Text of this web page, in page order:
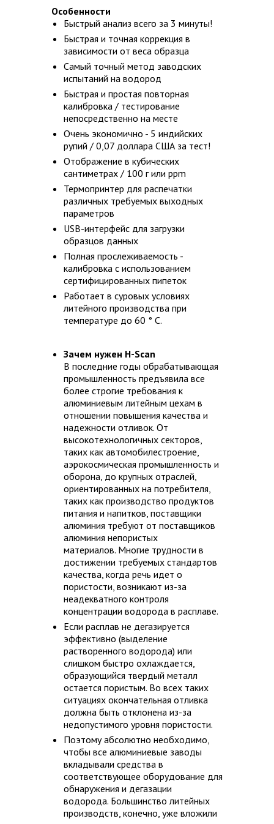
Особенности
Быстрый анализ всего за 3 минуты!
Быстрая и точная коррекция в
зависимости от веса образца
Самый точный метод заводских
испытаний на водород
Быстрая и простая повторная
калибровка / тестирование
непосредственно на месте
Очень экономично - 5 индийских
рупий / 0,07 доллара США за тест!
Отображение в кубических
сантиметрах / 100 г или ppm
Термопринтер для распечатки
различных требуемых выходных
параметров
USB-интерфейс для загрузки
образцов данных
Полная прослеживаемость -
калибровка с использованием
сертифицированных пипеток
Работает в суровых условиях
литейного производства при
температуре до 60 ° C.
Зачем нужен H-Scan
В последние годы обрабатывающая
промышленность предъявила все
более строгие требования к
алюминиевым литейным цехам в
отношении повышения качества и
надежности отливок. От
высокотехнологичных секторов,
таких как автомобилестроение,
аэрокосмическая промышленность и
оборона, до крупных отраслей,
ориентированных на потребителя,
таких как производство продуктов
питания и напитков, поставщики
алюминия требуют от поставщиков
алюминия непористых
материалов. Многие трудности в
достижении требуемых стандартов
качества, когда речь идет о
пористости, возникают из-за
неадекватного контроля
концентрации водорода в расплаве.
Если расплав не дегазируется
эффективно (выделение
растворенного водорода) или
слишком быстро охлаждается,
образующийся твердый металл
остается пористым. Во всех таких
ситуациях окончательная отливка
должна быть отклонена из-за
недопустимого уровня пористости.
Поэтому абсолютно необходимо,
чтобы все алюминиевые заводы
вкладывали средства в
соответствующее оборудование для
обнаружения и дегазации
водорода. Большинство литейных
производств, конечно, уже вложили